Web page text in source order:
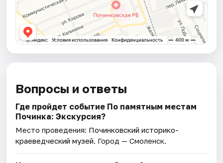
Вопросы и ответы
Где пройдет событие По памятным местам
Починка: Экскурсия?
Место проведения: Починковский историко-
краеведческий музей. Город — Смоленск.